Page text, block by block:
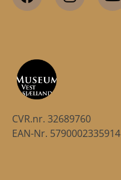
CVR.nr. 32689760
EAN-Nr. 5790002335914